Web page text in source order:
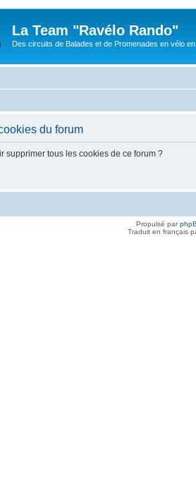
La Team "Ravélo Rando"
Des circuits de Balades et de Promenades en vélo
du forum
supprimer tous les cookies de ce forum ?
Propulsé par
Traduit en français